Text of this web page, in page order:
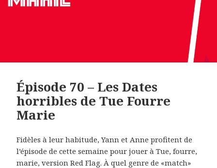
Épisode 70 – Les Dates
horribles de Tue Fourre
Marie
Fidèles à leur habitude, Yann et Anne profitent de
l’épisode de cette semaine pour jouer à Tue, fourre,
marie, version Red Flag. À quel genre de «match»